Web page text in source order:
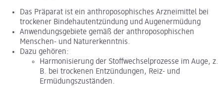
Das Präparat ist ein anthroposophisches Arzneimittel bei
trockener Bindehautentzündung und Augenermüdung
Anwendungsgebiete gemäß der anthroposophischen
Menschen- und Naturerkenntnis.
Dazu gehören:
Harmonisierung der Stoffwechselprozesse im Auge, z.
B. bei trockenen Entzündungen, Reiz- und
Ermüdungszuständen.